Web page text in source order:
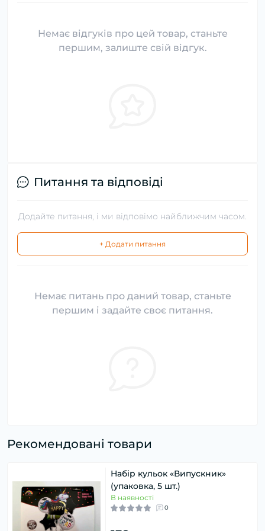
Немає відгуків про цей товар, станьте
першим, залиште свій відгук.
Питання та відповіді
Додайте питання, і ми відповімо найближчим часом.
+ Додати питання
Немає питань про даний товар, станьте
першим і задайте своє питання.
Рекомендовані товари
Набір кульок «Випускник»
(упаковка, 5 шт.)
В наявності
0